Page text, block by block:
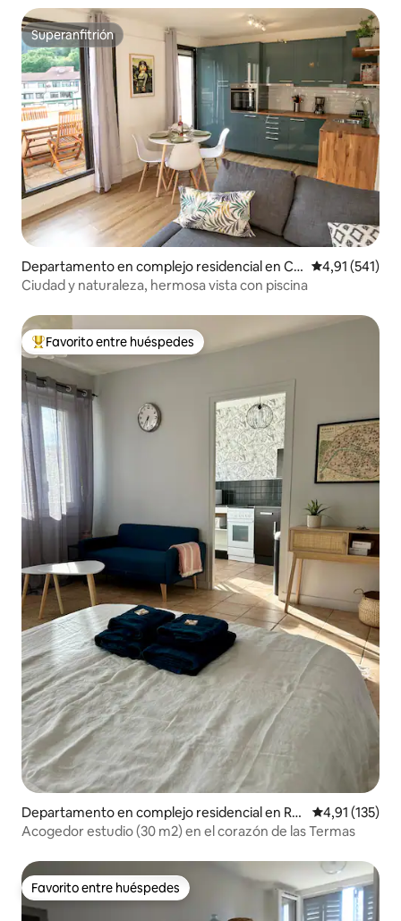
Superanfitrión
Superanfitrión
Departamento en complejo residencial en Ch
amalières
Calificación
4,91 (541)
Ciudad y naturaleza, hermosa vista con piscina
Favorito entre los huéspedes más destacados
Favorito entre huéspedes
Departamento en complejo residencial en Ro
yat
Calificación
4,91 (135)
Acogedor estudio (30 m2) en el corazón de las Termas
Favorito entre huéspedes
Favorito entre huéspedes